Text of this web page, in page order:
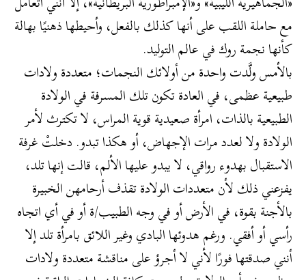
مع حاملة اللقب على أنها كذلك بالفعل، وأحيطها ذهنيًا بهالة
كأنها نجمة روك في عالم التوليد.
بالأمس ولَّدت واحدة من أولائك النجمات؛ متعددة ولادات
طبيعية عظمى، في العادة تكون تلك المسرفة في الولادة
الطبيعية بالذات، امرأة صعيدية قوية المراس، لا تكترث لأمر
الولادة ولا لعدد مرات الإجهاض، أو هكذا تبدو. دخلتْ غرفة
الاستقبال بهدوء رواقي، لا يبدو عليها الألم، قالت إنها تلد،
يفزعني ذلك لأن متعددات الولادة تقذف أرحامهن الخبيرة
بالأجنة بقوة، في الأرض أو في وجه الطبيب/ة أو في أي اتجاه
رأسي أو أفقي. ورغم هدوئها البادي وغير اللائق بامرأة تلد إلا
أنني صدقتها فورًا لأني لا أجرؤ على مناقشة متعددة ولادات